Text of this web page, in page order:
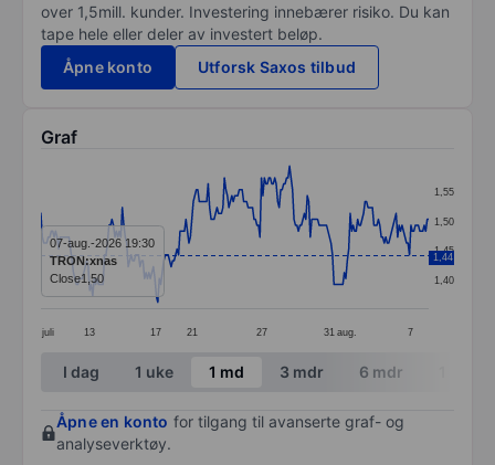
over 1,5mill. kunder. Investering innebærer risiko. Du kan
tape hele eller deler av investert beløp.
Åpne konto
Utforsk Saxos tilbud
Graf
Line chart with 263 data points.
The chart has 1 X axis displaying categories.
The chart has 1 Y axis displaying values. Data ranges
juli 13 17 21 27 31 aug. 7
1,40
1,45
1,50
1,55
1,44
07-aug.-2026 19:30
TRON:xnas
Close1,50
End of interactive chart.
I dag 1 uke 1 md 3 mdr 6 mdr
Åpne en konto for tilgang til avanserte graf- og
analyseverktøy.